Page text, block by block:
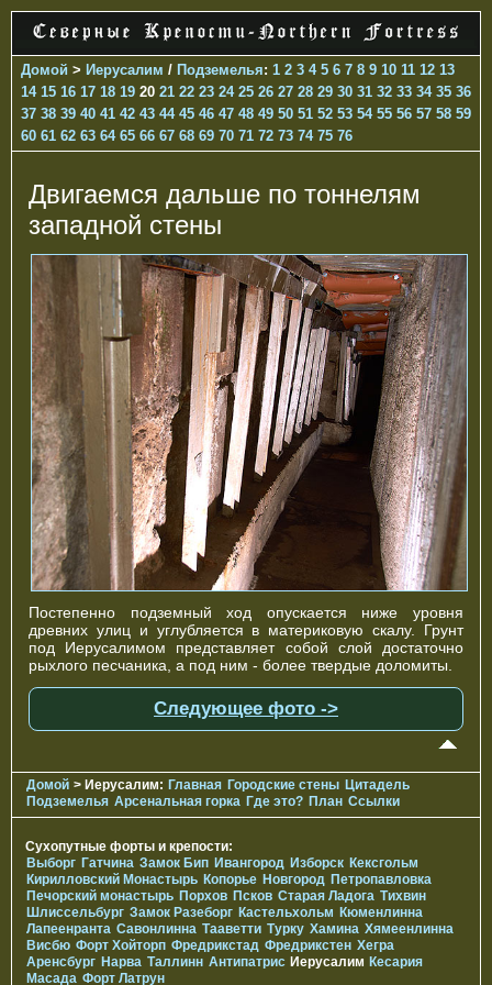
Домой > Иерусалим / Подземелья: 1 2 3 4 5 6 7 8 9 10 11 12 13
14 15 16 17 18 19 20 21 22 23 24 25 26 27 28 29 30 31 32 33 34 35 36
37 38 39 40 41 42 43 44 45 46 47 48 49 50 51 52 53 54 55 56 57 58 59
60 61 62 63 64 65 66 67 68 69 70 71 72 73 74 75 76
Двигаемся дальше по тоннелям
западной стены
Постепенно подземный ход опускается ниже уровня
древних улиц и углубляется в материковую скалу. Грунт
под Иерусалимом представляет собой слой достаточно
рыхлого песчаника, а под ним - более твердые доломиты.
Следующее фото ->
Домой > Иерусалим: Главная Городские стены Цитадель
Подземелья Арсенальная горка Где это? План Ссылки
Сухопутные форты и крепости:
Выборг Гатчина Замок Бип Ивангород Изборск Кексгольм
Кирилловский Монастырь Копорье Новгород Петропавловка
Печорcкий монастырь Порхов Псков Старая Ладога Тихвин
Шлиссельбург Замок Разеборг Кастельхольм Кюменлинна
Лапеенранта Савонлинна Тааветти Турку Хамина Хямеенлинна
Висбю Форт Хойторп Фредрикстад Фредрикстен Хегра
Аренсбург Нарва Таллинн Антипатрис Иерусалим Кесария
Масада Форт Латрун